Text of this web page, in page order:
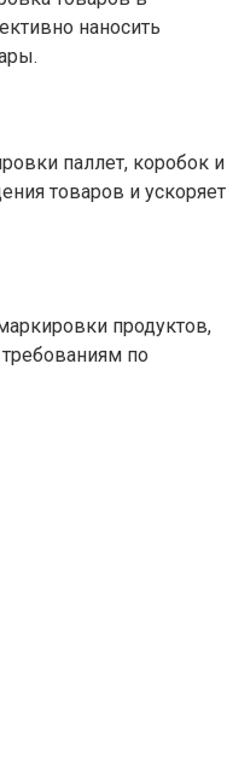
наносить
паллет, коробок и
товаров и ускоряет
продуктов,
по